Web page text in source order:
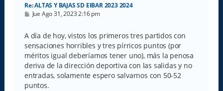
Re: ALTAS Y BAJAS SD EIBAR 2023 2024
M
s
a
j
e
Jue Ago 31, 2023 2:16 pm
A día de hoy, vistos los primeros tres partidos con
sensaciones horribles y tres pírricos puntos (por
méritos igual deberíamos tener uno), más la penosa
deriva de la dirección deportiva con las salidas y no
entradas, solamente espero salvarnos con 50-52
puntos.